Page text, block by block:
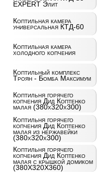
EXPERT Элит
Коптильная камера
универсальная КТД-60
Коптильная камера
холодного копчения
Коптильный комплекс
Троян - Бомба Максимум
Коптильня горячего
копчения Дид Коптенко
малая (380x320x300)
Коптильня горячего
копчения Дид Коптенко
малая из нержавейки
(380x320x300)
Коптильня горячего
копчения Дид Коптенко
малая с крышкой домиком
(380X320X360)